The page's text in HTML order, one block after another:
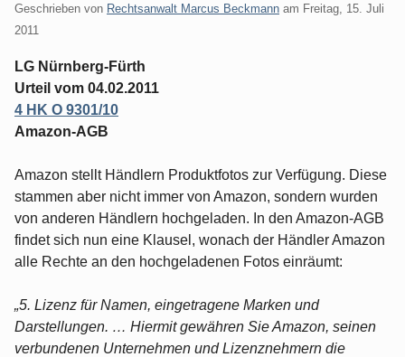
Geschrieben von Rechtsanwalt Marcus Beckmann am Freitag, 15. Juli
2011
LG Nürnberg-Fürth
Urteil vom 04.02.2011
4 HK O 9301/10
Amazon-AGB
Amazon stellt Händlern Produktfotos zur Verfügung. Diese
stammen aber nicht immer von Amazon, sondern wurden
von anderen Händlern hochgeladen. In den Amazon-AGB
findet sich nun eine Klausel, wonach der Händler Amazon
alle Rechte an den hochgeladenen Fotos einräumt:
„5. Lizenz für Namen, eingetragene Marken und
Darstellungen. … Hiermit gewähren Sie Amazon, seinen
verbundenen Unternehmen und Lizenznehmern die